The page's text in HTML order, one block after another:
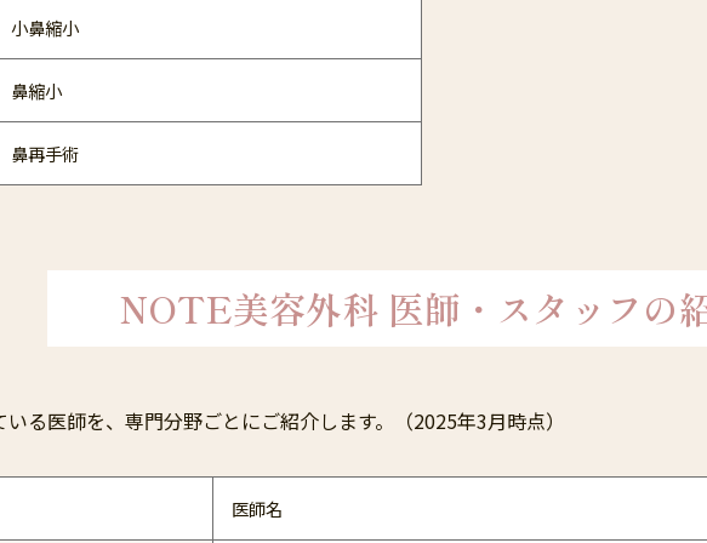
小鼻縮小
鼻縮小
鼻再手術
NOTE美容外科 医師・スタッフの
る医師を、専門分野ごとにご紹介します。（2025年3月時点）
医師名